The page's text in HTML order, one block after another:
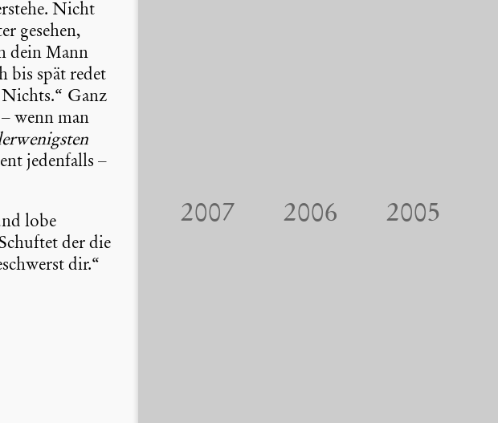
Nicht
gesehen,
dein Mann
bis spät redet
Nichts.“ Ganz
wenn man
jeden­falls –
lobe
der die
dir.“
2007 2006 2005